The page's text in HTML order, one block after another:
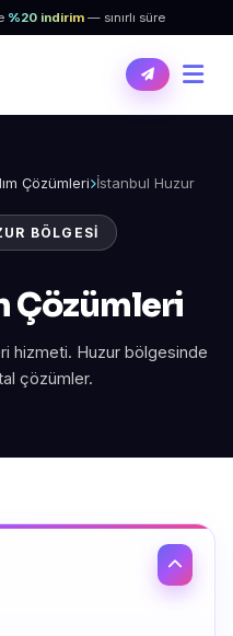
%20 indirim — sınırlı süre
Çözümleri İstanbul Huzur
BÖLGESI
Çözümleri
hizmeti. Huzur bölgesinde
çözümler.